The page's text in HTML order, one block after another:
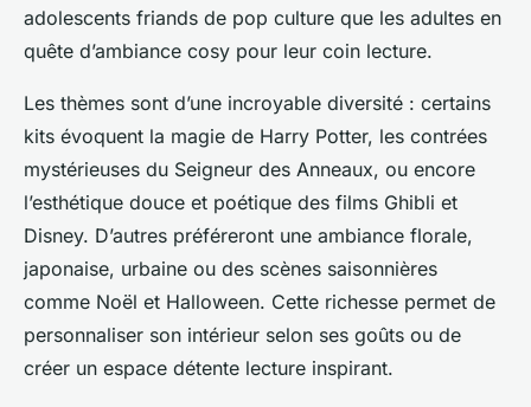
adolescents friands de pop culture que les adultes en
quête d’ambiance cosy pour leur coin lecture.
Les thèmes sont d’une incroyable diversité : certains
kits évoquent la magie de Harry Potter, les contrées
mystérieuses du Seigneur des Anneaux, ou encore
l’esthétique douce et poétique des films Ghibli et
Disney. D’autres préféreront une ambiance florale,
japonaise, urbaine ou des scènes saisonnières
comme Noël et Halloween. Cette richesse permet de
personnaliser son intérieur selon ses goûts ou de
créer un espace détente lecture inspirant.